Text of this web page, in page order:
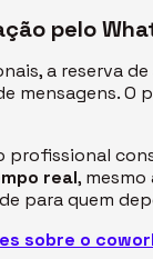
pelo
a reserva
mensagens. O
profissional
real,
para quem
sobre o